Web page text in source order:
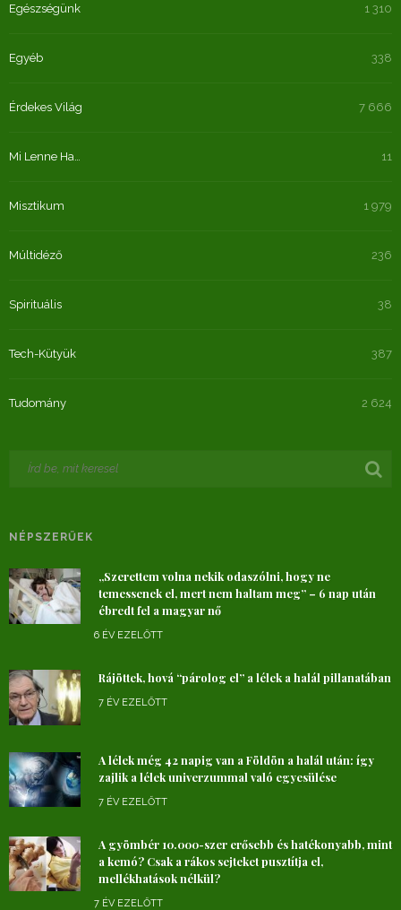
Egészségünk 1 310
Egyéb 338
Érdekes Világ 7 666
Mi Lenne Ha… 11
Misztikum 1 979
Múltidéző 236
Spirituális 38
Tech-Kütyük 387
Tudomány 2 624
NÉPSZERŰEK
„Szerettem volna nekik odaszólni, hogy ne
temessenek el, mert nem haltam meg” – 6 nap után
ébredt fel a magyar nő
6 ÉV EZELŐTT
Rájöttek, hová “párolog el” a lélek a halál pillanatában
7 ÉV EZELŐTT
A lélek még 42 napig van a Földön a halál után: így
zajlik a lélek univerzummal való egyesülése
7 ÉV EZELŐTT
A gyömbér 10.000-szer erősebb és hatékonyabb, mint
a kemó? Csak a rákos sejteket pusztítja el,
mellékhatások nélkül?
7 ÉV EZELŐTT